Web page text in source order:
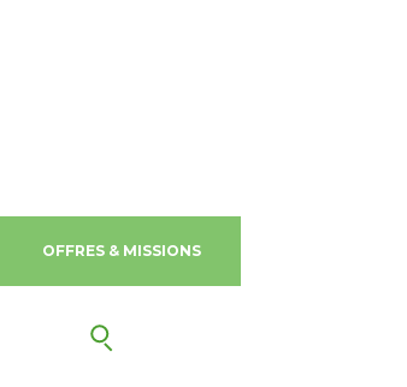
OFFRES & MISSIONS